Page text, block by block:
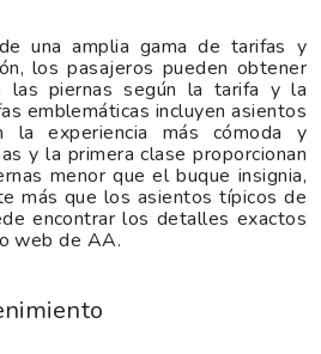
una amplia gama de tarifas y
los pasajeros pueden obtener
las piernas según la tarifa y la
emblemáticas incluyen asientos
la experiencia más cómoda y
y la primera clase proporcionan
menor que el buque insignia,
más que los asientos típicos de
encontrar los detalles exactos
web de AA.